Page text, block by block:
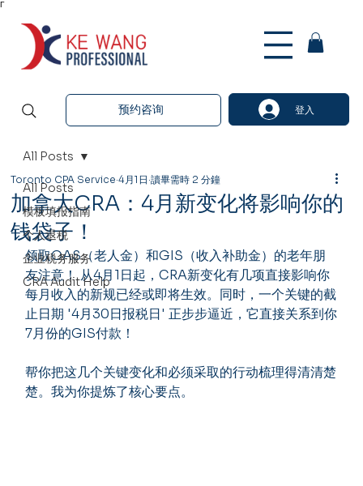
Γ
预约咨询 登入
All Posts
模板填报指南
个人退税
企业税务服务
CRA Audit Help
All Posts
加拿大CRA：4月新变化将影响你的
钱袋子！
Toronto CPA Service 4月1日 讀畢需時 2 分鐘
领取OAS（老人金）和GIS（收入补助金）的老年朋
友注意！ 从4月1日起，CRA新变化有几项直接影响你
每月收入的新规已经或即将生效。同时，一个关键的截
止日期 '4月30日报税日' 正步步逼近，它直接关系到你
7月份的GIS付款！
帮你把这几个关键变化和必须采取的行动梳理得清清楚
楚。我为你提炼了核心要点。